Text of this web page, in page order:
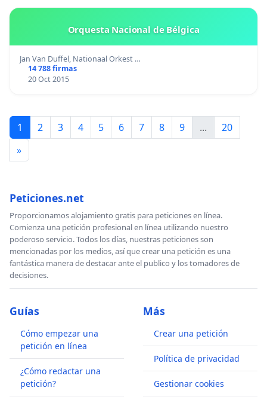
Orquesta Nacional de Bélgica
Jan Van Duffel, Nationaal Orkest …
14 788 firmas
20 Oct 2015
1 2 3 4 5 6 7 8 9 ...
20
»
Peticiones.net
Proporcionamos alojamiento gratis para peticiones en línea.
Comienza una petición profesional en línea utilizando nuestro
poderoso servicio. Todos los días, nuestras peticiones son
mencionadas por los medios, así que crear una petición es una
fantástica manera de destacar ante el publico y los tomadores de
decisiones.
Guías
Cómo empezar una
petición en línea
¿Cómo redactar una
petición?
Más
Crear una petición
Política de privacidad
Gestionar cookies